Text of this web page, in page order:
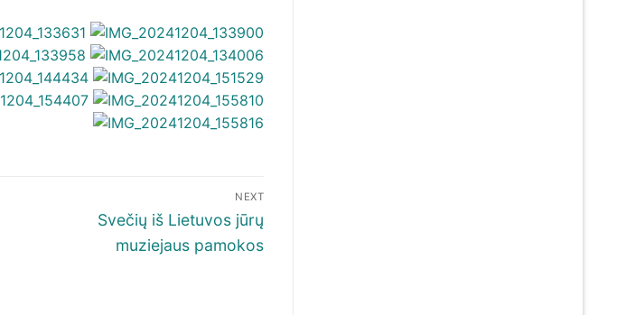
NEXT
Next
post:
Svečių iš Lietuvos jūrų
muziejaus pamokos